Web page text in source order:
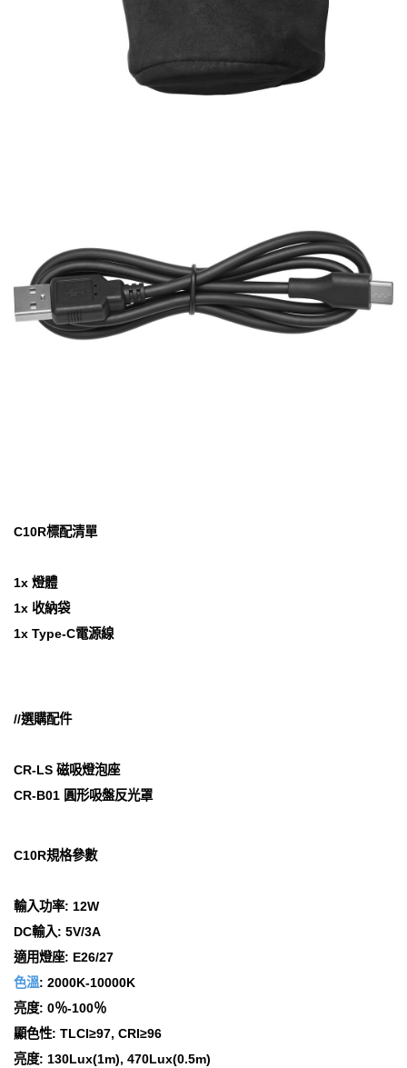
C10R標配清單
1x 燈體
1x 收納袋
1x Type-C電源線
//選購配件
CR-LS 磁吸燈泡座
CR-B01 圓形吸盤反光罩
C10R規格參數
輸入功率: 12W
DC輸入: 5V/3A
適用燈座: E26/27
色溫: 2000K-10000K
亮度: 0％-100％
顯色性: TLCI≥97, CRI≥96
亮度: 130Lux(1m), 470Lux(0.5m)